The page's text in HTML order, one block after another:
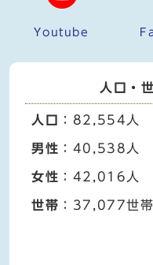
Youtube
人口・
人口 ：82,554人
男性 ：40,538人
女性 ：42,016人
世帯 ：37,077世帯